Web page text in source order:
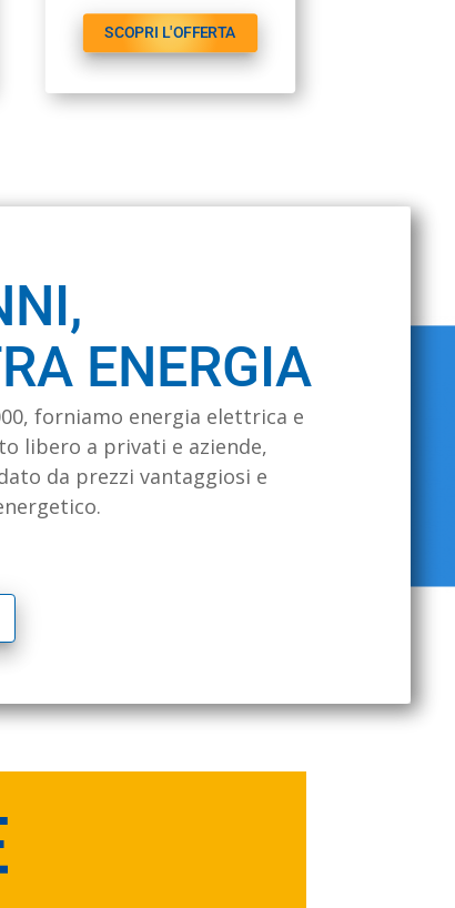
SCOPRI L'OFFERTA
ENERGIA
forniamo energia elettrica e
libero a privati e aziende,
da prezzi vantaggiosi e